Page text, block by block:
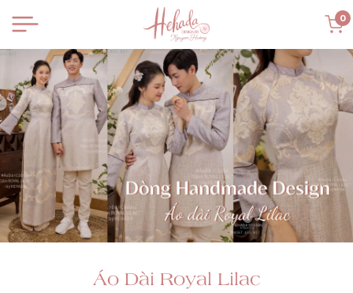
0
Áo Dài Royal Lilac